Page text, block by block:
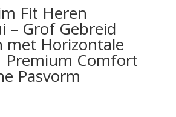
Fit Heren
– Grof Gebreid
met Horizontale
Comfort
Pasvorm